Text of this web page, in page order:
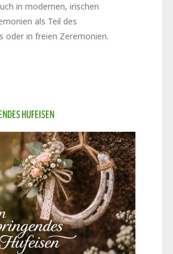
in modernen, irischen
als Teil des
oder in freien Zeremonien.
HUFEISEN